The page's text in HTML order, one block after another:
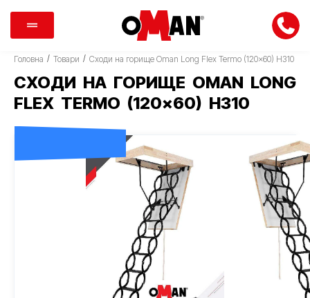
Головна / Товари / Сходи на горище Oman Long Flex Termo (120×60) H310
СХОДИ НА ГОРИЩЕ OMAN LONG
FLEX TERMO (120×60) H310
ДОСТАВКА 0 ГРН